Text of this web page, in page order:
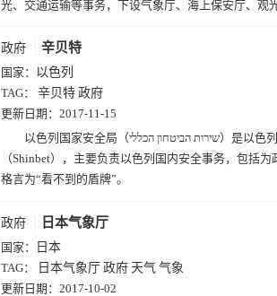
光、交通运输等事务，下设气象厅、海上保安厅、观
政府 辛贝特
国家： 以色列
TAG： 辛贝特 政府
更新日期： 2017-11-15
以色列国家安全局（שירות הביטחון הכללי）是以色列情报机构之一，俗称辛贝特
（Shinbet），主要负责以色列国内安全事务，包括
格言为“看不到的盾牌”。
政府 日本气象厅
国家：
日本
TAG：
日本气象厅 政府 天气 气象
更新日期： 2017-10-02